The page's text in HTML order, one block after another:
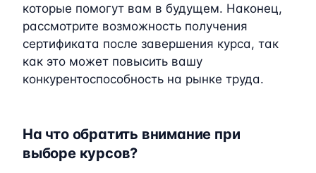
которые помогут вам в будущем. Наконец,
рассмотрите возможность получения
сертификата после завершения курса, так
как это может повысить вашу
конкурентоспособность на рынке труда.
На что обратить внимание при
выборе курсов?